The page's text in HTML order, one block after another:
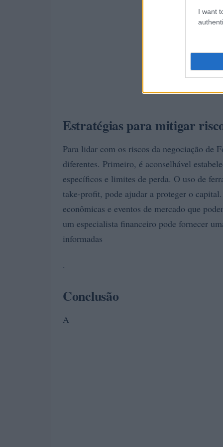
I want
Estratégias para mitigar
Para lidar com os riscos da negociação de
diferentes. Primeiro, é aconselhável
específicos e limites de perda. O uso de
take-profit, pode ajudar a proteger o
econômicas e eventos de mercado que
um especialista financeiro pode fornecer
informadas
.
Conclusão
A